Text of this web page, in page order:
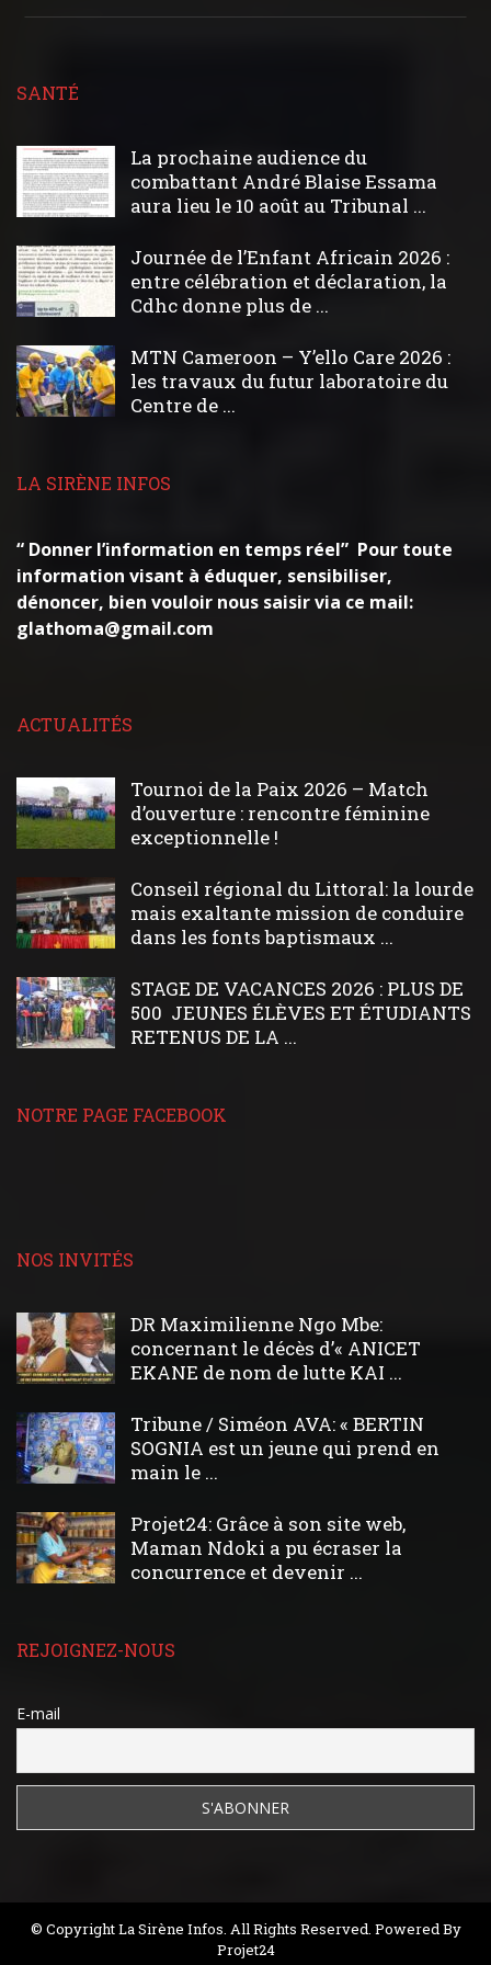
SANTÉ
La prochaine audience du
combattant André Blaise Essama
aura lieu le 10 août au Tribunal ...
Journée de l’Enfant Africain 2026 :
entre célébration et déclaration, la
Cdhc donne plus de ...
MTN Cameroon – Y’ello Care 2026 :
les travaux du futur laboratoire du
Centre de ...
LA SIRÈNE INFOS
“ Donner l’information en temps réel” Pour toute
information visant à éduquer, sensibiliser,
dénoncer, bien vouloir nous saisir via ce mail:
glathoma@gmail.com
ACTUALITÉS
Tournoi de la Paix 2026 – Match
d’ouverture : rencontre féminine
exceptionnelle !
Conseil régional du Littoral: la lourde
mais exaltante mission de conduire
dans les fonts baptismaux ...
STAGE DE VACANCES 2026 : PLUS DE
500 JEUNES ÉLÈVES ET ÉTUDIANTS
RETENUS DE LA ...
NOTRE PAGE FACEBOOK
NOS INVITÉS
DR Maximilienne Ngo Mbe:
concernant le décès d’« ANICET
EKANE de nom de lutte KAI ...
Tribune / Siméon AVA: « BERTIN
SOGNIA est un jeune qui prend en
main le ...
Projet24: Grâce à son site web,
Maman Ndoki a pu écraser la
concurrence et devenir ...
REJOIGNEZ-NOUS
E-mail
© Copyright La Sirène Infos. All Rights Reserved. Powered By
Projet24